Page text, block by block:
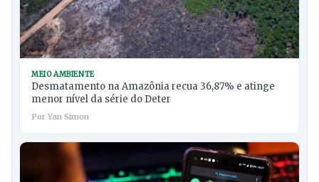
MEIO AMBIENTE
Desmatamento na Amazônia recua 36,87% e atinge
menor nível da série do Deter
Por Yan Simon